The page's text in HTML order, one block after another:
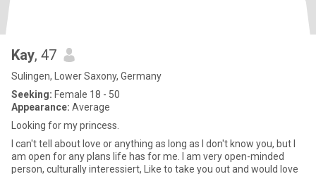
Kay, 47
Sulingen, Lower Saxony, Germany
Seeking: Female 18 - 50
Appearance: Average
Looking for my princess.
I can't tell about love or anything as long as I don't know you, but I
am open for any plans life has for me. I am very open-minded
person, culturally interessiert, Like to take you out and would love